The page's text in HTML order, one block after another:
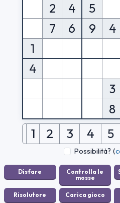
2
4 5
7
6 9
4
1
4
3
8
1 2 3 4 5
Possibilità? (